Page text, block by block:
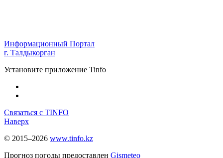
Информационный Портал
г. Талдыкорган
Установите приложение Tinfo
Связаться с TINFO
Наверх
© 2015–2026 www.tinfo.kz
Прогноз погоды предоставлен Gismeteo